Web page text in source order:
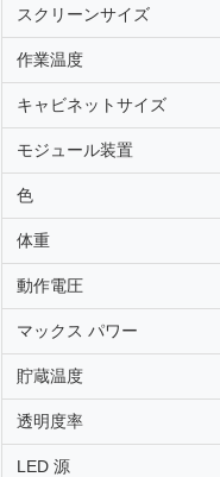
スクリーンサイズ
作業温度
キャビネットサイズ
モジュール装置
色
体重
動作電圧
マックス パワー
貯蔵温度
透明度率
LED 源